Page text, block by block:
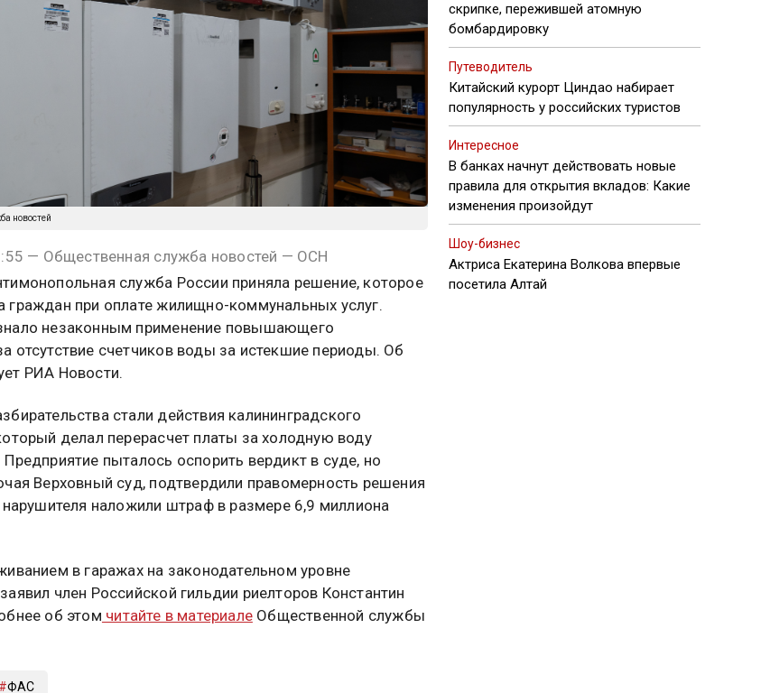
новостей
— Общественная служба новостей — ОСН
служба России приняла решение, которое
граждан при оплате жилищно-коммунальных услуг.
незаконным применение повышающего
отсутствие счетчиков воды за истекшие периоды. Об
РИА Новости.
стали действия калининградского
делал перерасчет платы за холодную воду
пыталось оспорить вердикт в суде, но
Верховный суд, подтвердили правомерность решения
наложили штраф в размере 6,9 миллиона
в гаражах на законодательном уровне
член Российской гильдии риелторов Константин
об этом читайте в материалеОбщественной службы
ФАС
скрипке, пережившей атомную
бомбардировку
Путеводитель
Китайский курорт Циндао набирает
популярность у российских туристов
Интересное
В банках начнут действовать новые
правила для открытия вкладов: Какие
изменения произойдут
Шоу-бизнес
Актриса Екатерина Волкова впервые
посетила Алтай